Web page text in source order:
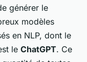
générer le
modèles
en NLP, dont le
le ChatGPT. Ce